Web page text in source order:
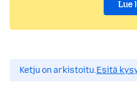
Lue
Ketju on arkistoitu.Esitä